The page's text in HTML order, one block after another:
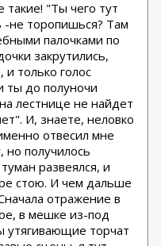
такие! "Ты чего тут
-не торопишься? Там
палочками по
закрутились,
и только голос
ты до полуночи
лестнице не найдет
И, знаете, неловко
отвесил мне
получилось
развеялся, и
стою. И чем дальше
отражение в
в мешке из-под
утягивающие торчат